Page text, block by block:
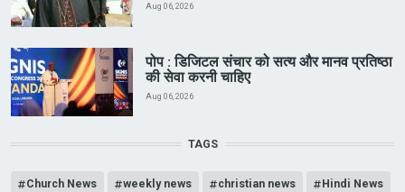
Aug 06, 2026
पोप : डिजिटल संचार को सत्य और मानव प्रतिष्ठा
की सेवा करनी चाहिए
Aug 06, 2026
TAGS
Church News weekly news christian news Hindi News